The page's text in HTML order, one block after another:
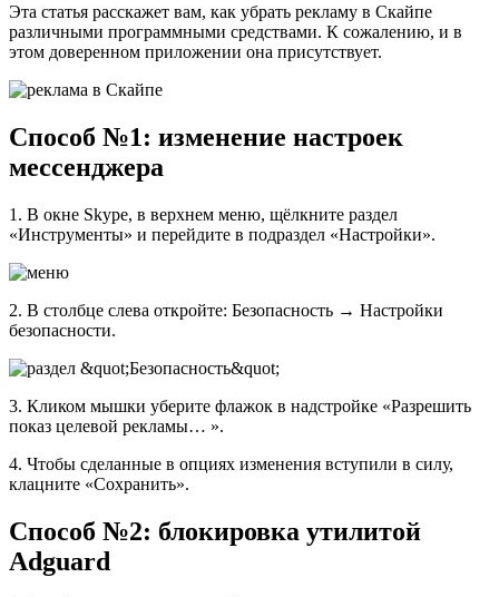
Эта статья расскажет вам, как убрать рекламу в Скайпе
различными программными средствами. К сожалению, и в
этом доверенном приложении она присутствует.
Способ №1: изменение настроек
мессенджера
1. В окне Skype, в верхнем меню, щёлкните раздел
«Инструменты» и перейдите в подраздел «Настройки».
2. В столбце слева откройте: Безопасность → Настройки
безопасности.
3. Кликом мышки уберите флажок в надстройке «Разрешить
показ целевой рекламы… ».
4. Чтобы сделанные в опциях изменения вступили в силу,
клацните «Сохранить».
Способ №2: блокировка утилитой
Adguard